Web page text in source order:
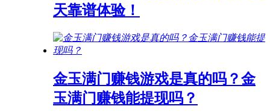
天靠谱体验！
金玉满门赚钱游戏是真的吗？金
玉满门赚钱能提现吗？